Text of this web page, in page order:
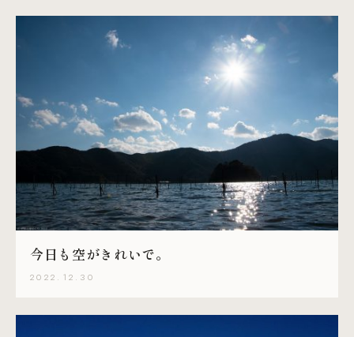
今日も空がきれいで。
2022.12.30